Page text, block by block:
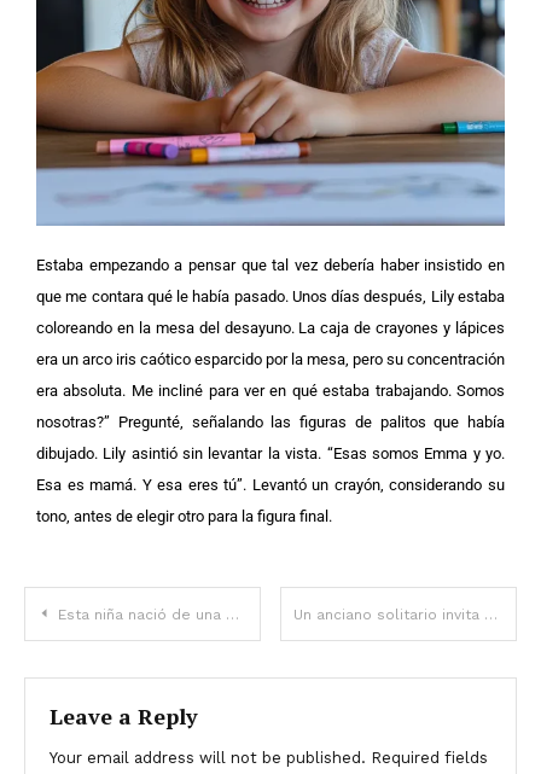
Estaba empezando a pensar que tal vez debería haber insistido en
que me contara qué le había pasado. Unos días después, Lily estaba
coloreando en la mesa del desayuno. La caja de crayones y lápices
era un arco iris caótico esparcido por la mesa, pero su concentración
era absoluta. Me incliné para ver en qué estaba trabajando. Somos
nosotras?” Pregunté, señalando las figuras de palitos que había
dibujado. Lily asintió sin levantar la vista. “Esas somos Emma y yo.
Esa es mamá. Y esa eres tú”. Levantó un crayón, considerando su
tono, antes de elegir otro para la figura final.
Esta niña nació de una madre adolescente y creció en la pobreza sin agua corriente. Ahora es una popular estrella de Hollywood Un anciano solitario invita a su familia a celebrar su 93 cumpleaños, pero solo aparece un extraño
Leave a Reply
Your email address will not be published. Required fields